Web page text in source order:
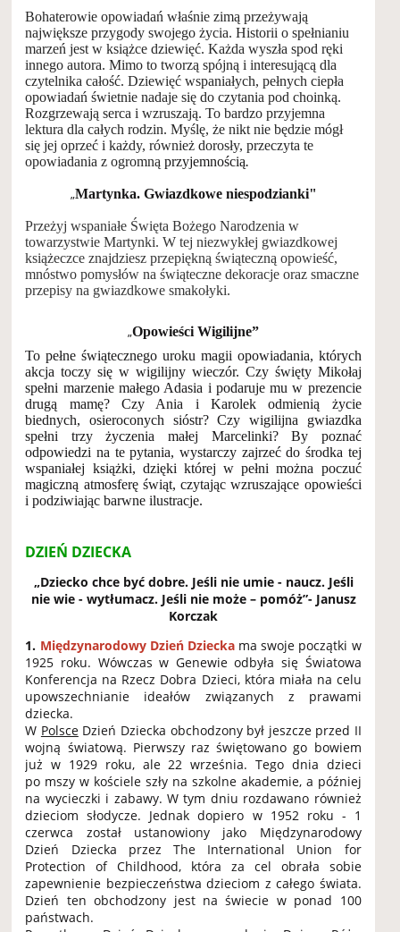
Bohaterowie opowiadań właśnie zimą przeżywają
największe przygody swojego życia. Historiio spełnianiu
marzeń jest w książce dziewięć. Każda wyszła spod ręki
innego autora. Mimo to tworzą spójną i interesującą dla
czytelnika całość. Dziewięć wspaniałych, pełnych ciepła
opowiadań świetnie nadaje się do czytania pod choinką.
Rozgrzewają serca i wzruszają. To bardzo przyjemna
lektura dla całych rodzin. Myślę, że nikt nie będzie mógł
się jej oprzeć i każdy, również dorosły, przeczyta te
opowiadania z ogromną przyjemnością.
„Martynka. Gwiazdkowe niespodzianki"
Przeżyj wspaniałe Święta Bożego Narodzenia w
towarzystwie Martynki.W tej niezwykłej gwiazdkowej
książeczce znajdziesz przepiękną świąteczną opowieść,
mnóstwo pomysłów na świąteczne dekoracje oraz smaczne
przepisy na gwiazdkowe smakołyki.
„Opowieści Wigilijne”
To pełne świątecznego uroku magii opowiadania, których
akcja toczy się w wigilijny wieczór. Czy święty Mikołaj
spełni marzenie małego Adasia i podaruje mu w prezencie
drugą mamę? Czy Ania i Karolek odmienią życie
biednych, osieroconych sióstr? Czy wigilijna gwiazdka
spełni trzy życzenia małej Marcelinki? By poznać
odpowiedzi na te pytania, wystarczy zajrzeć do środka tej
wspaniałej książki, dzięki której w pełni można poczuć
magiczną atmosferę świąt, czytając wzruszające opowieści
i podziwiając barwne ilustracje.
DZIEŃ DZIECKA
„Dziecko chce być dobre. Jeśli nie umie - naucz. Jeśli
nie wie - wytłumacz. Jeśli nie może – pomóż”- Janusz
Korczak
1. Międzynarodowy Dzień Dzieckama swoje początki w
1925 roku. Wówczas w Genewie odbyła się Światowa
Konferencja na Rzecz Dobra Dzieci, która miała na celu
upowszechnianie ideałów związanych z prawami
dziecka.
W PolsceDzień Dziecka obchodzony był jeszcze przed II
wojną światową. Pierwszy raz świętowano go bowiem
już w 1929 roku, ale 22 września. Tego dnia dzieci
po mszy w kościele szły na szkolne akademie, a później
na wycieczki i zabawy. W tym dniu rozdawano również
dzieciom słodycze. Jednak dopiero w 1952 roku - 1
czerwca został ustanowiony jako Międzynarodowy
Dzień Dziecka przez The International Union for
Protection of Childhood, która za cel obrała sobie
zapewnienie bezpieczeństwa dzieciom z całego świata.
Dzień ten obchodzony jest na świecie w ponad 100
państwach.